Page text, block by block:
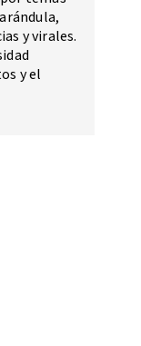
y virales.
y el